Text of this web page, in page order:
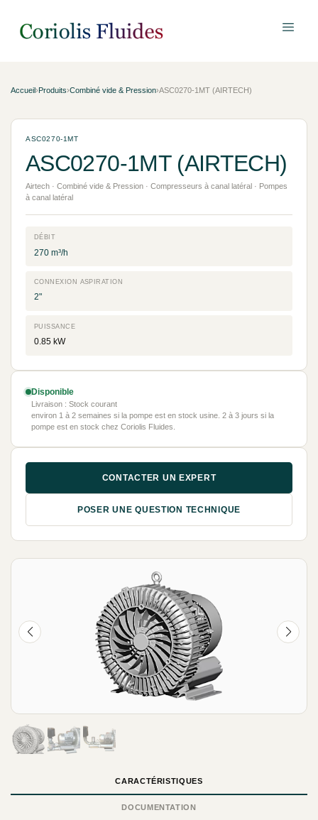
Accueil›Produits›Combiné vide & Pression›ASC0270-1MT (AIRTECH)
CARACTÉRISTIQUES
DOCUMENTATION
ASC0270-1MT
ASC0270-1MT (AIRTECH)
Airtech · Combiné vide & Pression · Compresseurs à canal latéral · Pompes
à canal latéral
DÉBIT
270 m³/h
CONNEXION ASPIRATION
2"
PUISSANCE
0.85 kW
Disponible
Livraison : Stock courant
environ 1 à 2 semaines si la pompe est en stock usine. 2 à 3 jours si la
pompe est en stock chez Coriolis Fluides.
CONTACTER UN EXPERT
POSER UNE QUESTION TECHNIQUE